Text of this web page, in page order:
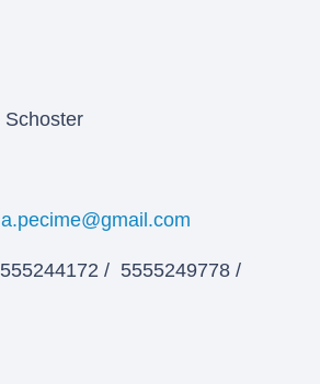
Schoster
/ 5555249778 /